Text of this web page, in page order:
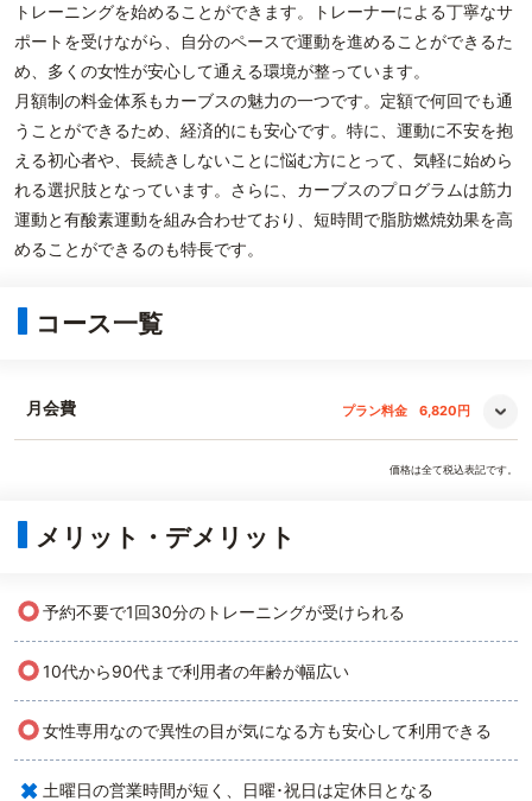
トレーニングを始めることができます。トレーナーによる丁寧なサ
ポートを受けながら、自分のペースで運動を進めることができるた
め、多くの女性が安心して通える環境が整っています。
月額制の料金体系もカーブスの魅力の一つです。定額で何回でも通
うことができるため、経済的にも安心です。特に、運動に不安を抱
える初心者や、長続きしないことに悩む方にとって、気軽に始めら
れる選択肢となっています。さらに、カーブスのプログラムは筋力
運動と有酸素運動を組み合わせており、短時間で脂肪燃焼効果を高
めることができるのも特長です。
コース一覧
月会費 プラン料金 6,820円
価格は全て税込表記です。
メリット・デメリット
○予約不要で1回30分のトレーニングが受けられる
○10代から90代まで利用者の年齢が幅広い
○女性専用なので異性の目が気になる方も安心して利用できる
× 土曜日の営業時間が短く、日曜･祝日は定休日となる